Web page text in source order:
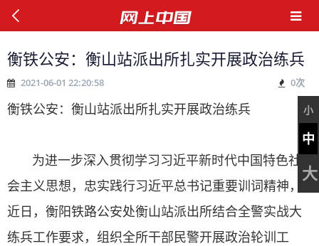
衡铁公安：衡山站派出所扎实开展政治练兵
2021-06-01 22:20:58 0次
小
中
大
衡铁公安：衡山站派出所扎实开展政治练兵
为进一步深入贯彻学习习近平新时代中国特色社
会主义思想，忠实践行习近平总书记重要训词精神，
近日，衡阳铁路公安处衡山站派出所结合全警实战大
练兵工作要求，组织全所干部民警开展政治轮训工